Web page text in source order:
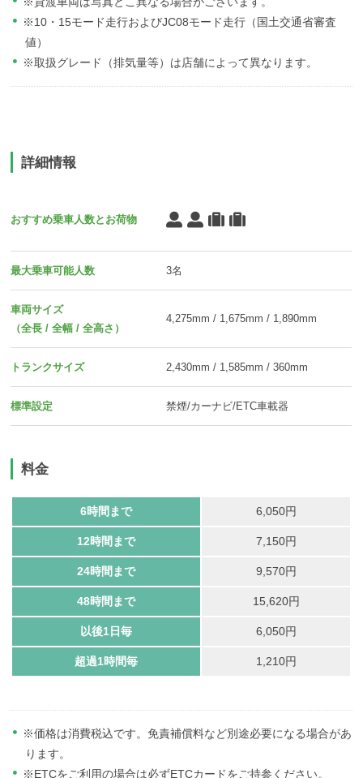
※10・15モード走行およびJC08モード走行（国土交通省審査
値）
※取扱グレード（排気量等）は店舗によって異なります。
詳細情報
おすすめ乗車人数とお荷物
最大乗車可能人数 3名
車両サイズ
（全長 / 全幅 / 全高さ）
4,275mm / 1,675mm / 1,890mm
トランクサイズ 2,430mm / 1,585mm / 360mm
標準設定 禁煙/カーナビ/ETC車載器
料金
6時間まで 6,050円
12時間まで 7,150円
24時間まで 9,570円
48時間まで 15,620円
以後1日毎 6,050円
超過1時間毎 1,210円
※価格は消費税込です。免責補償料など別途必要になる場合があ
ります。
※ETCをご利用の場合は必ずETCカードをご持参ください。